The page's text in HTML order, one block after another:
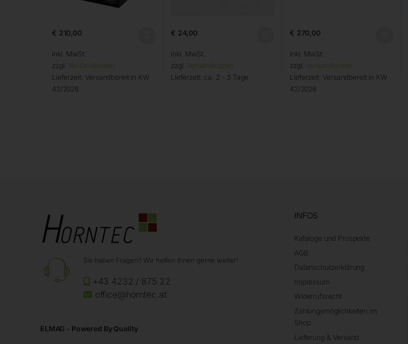
€ 210,00
inkl. MwSt.
zzgl. Versandkosten
Lieferzeit: Versandbereit in KW
42/2026
€ 24,00
inkl. MwSt.
zzgl. Versandkosten
Lieferzeit: ca. 2 - 3 Tage
€ 270,00
inkl. MwSt.
zzgl. Versandkosten
Lieferzeit: Versandbereit in KW
42/2026
Sie haben Fragen? Wir helfen Ihnen gerne weiter!
+43 4232 / 875 22
office@horntec.at
ELMAG - Powered By Quality
INFOS
Kataloge und Prospekte
AGB
Datenschutzerklärung
Impressum
Widerrufsrecht
Zahlungsmöglichkeiten im
Shop
Lieferung & Versand